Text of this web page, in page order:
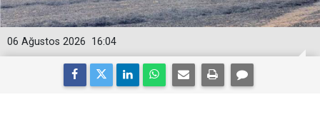
16:04
06 Ağustos 2026